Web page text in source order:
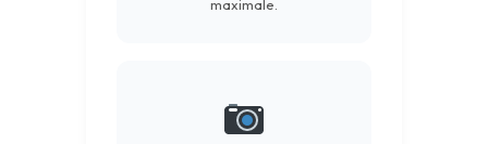
maximale.